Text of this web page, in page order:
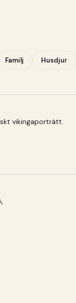
Familj Husdjur
vikingaporträtt.